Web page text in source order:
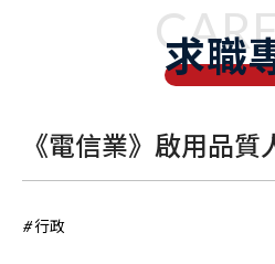
求職
《電信業》啟用品質
行政